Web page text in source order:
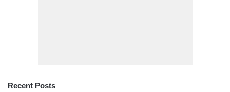
Recent Posts